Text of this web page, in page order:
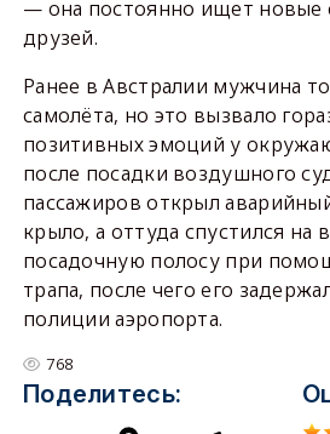
— она постоянно ищет новые
друзей.
Ранее в Австралии мужчина
самолёта, но это вызвало
позитивных эмоций у
после посадки воздушного
пассажиров открыл
крыло, а оттуда спустился на
посадочную полосу при
трапа, после чего его
полиции аэропорта.
768
Поделитесь: